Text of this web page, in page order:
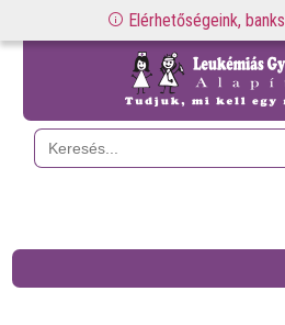
Elérhetőségeink,
Search
for: